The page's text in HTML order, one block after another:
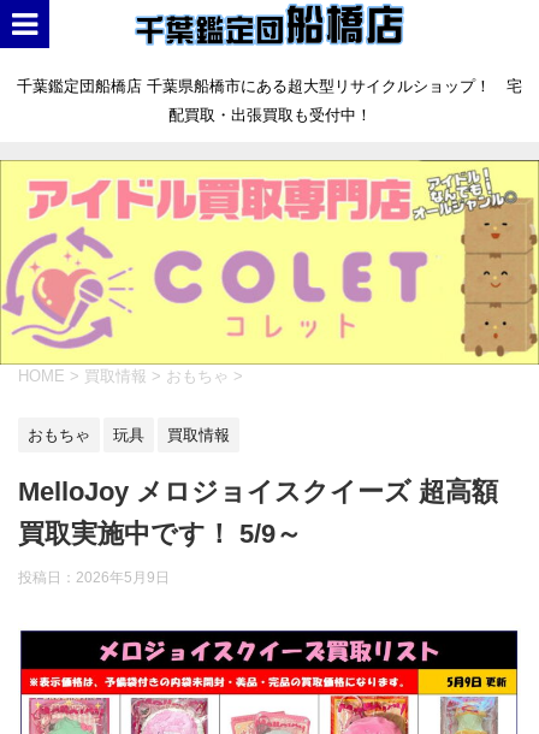
千葉鑑定団船橋店 千葉県船橋市にある超大型リサイクルショップ！ 宅
配買取・出張買取も受付中！
HOME > 買取情報 > おもちゃ >
おもちゃ 玩具 買取情報
MelloJoy メロジョイスクイーズ 超高額
買取実施中です！ 5/9～
投稿日： 2026年5月9日